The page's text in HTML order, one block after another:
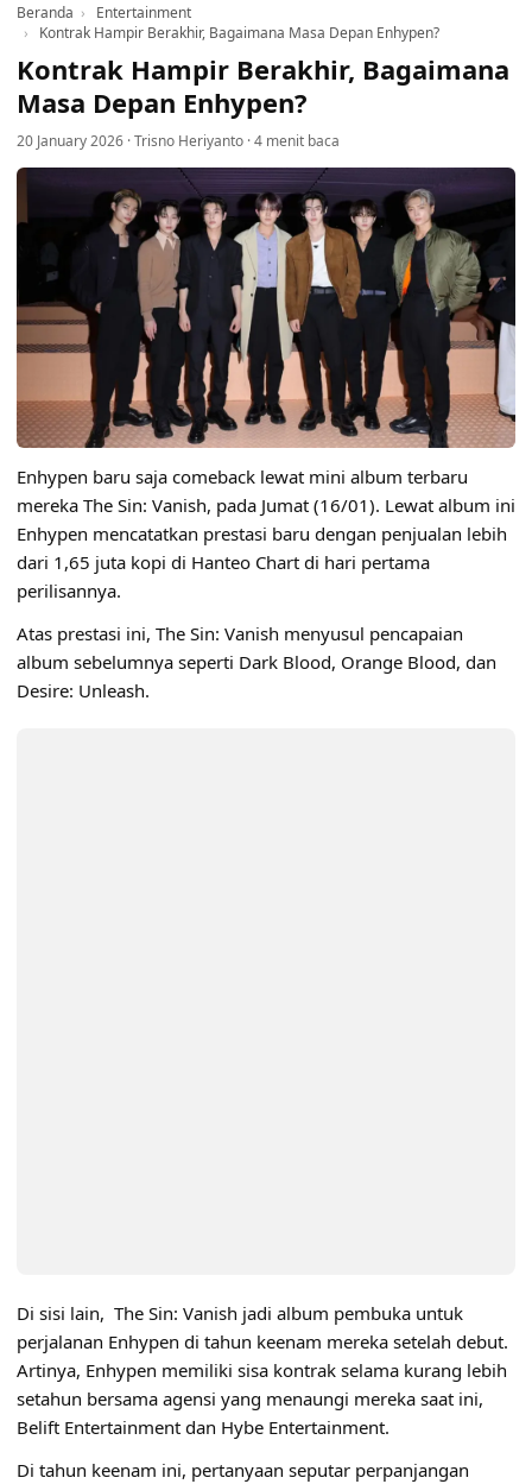
Beranda
Entertainment
Kontrak Hampir Berakhir, Bagaimana Masa Depan Enhypen?
Kontrak Hampir Berakhir, Bagaimana
Masa Depan Enhypen?
20 January 2026 ·Trisno Heriyanto ·4 menit baca
Enhypen baru saja comeback lewat mini album terbaru
mereka The Sin: Vanish, pada Jumat (16/01). Lewat album ini
Enhypen mencatatkan prestasi baru dengan penjualan lebih
dari 1,65 juta kopi di Hanteo Chart di hari pertama
perilisannya.
Atas prestasi ini, The Sin: Vanish menyusul pencapaian
album sebelumnya seperti Dark Blood, Orange Blood, dan
Desire: Unleash.
Di sisi lain, The Sin: Vanish jadi album pembuka untuk
perjalanan Enhypen di tahun keenam mereka setelah debut.
Artinya, Enhypen memiliki sisa kontrak selama kurang lebih
setahun bersama agensi yang menaungi mereka saat ini,
Belift Entertainment dan Hybe Entertainment.
Di tahun keenam ini, pertanyaan seputar perpanjangan